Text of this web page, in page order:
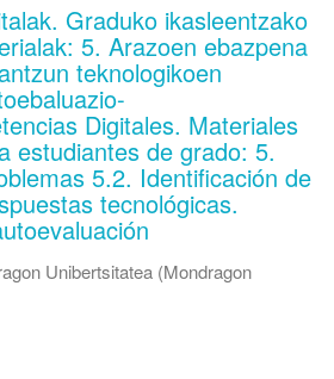
Graduko ikasleentzako
5. Arazoen ebazpena
teknologikoen
Digitales. Materiales
estudiantes de grado: 5.
5.2. Identificación de
tecnológicas.
Unibertsitatea (Mondragon